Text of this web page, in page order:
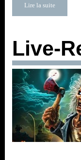
Lire la suite
Live-